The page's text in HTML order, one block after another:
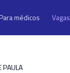
médicos Vagas
PAULA